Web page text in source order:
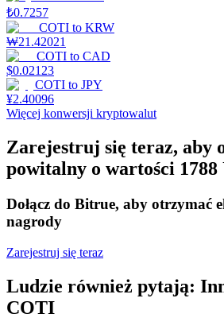
Launchpool
Elastyczne stawianie zakładów, aby
tokenach
₺0.7257
COTI to KRW
₩21.42021
COTI to CAD
$0.02123
COTI to JPY
¥2.40096
Więcej konwersji kryptowalut
Zarejestruj się teraz, aby
powitalny o wartości 1788
Dołącz do Bitrue, aby otrzymać
nagrody
Zarejestruj się teraz
Ludzie również pytają:
COTI